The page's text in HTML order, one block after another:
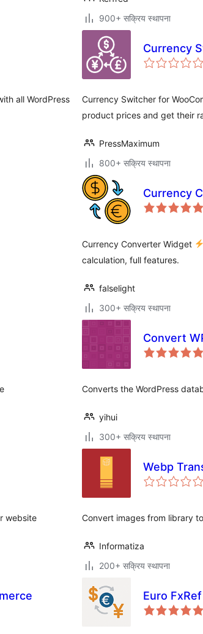
900+ सक्रिय स्थापना
all WordPress
Currency
Currency Switcher for
product prices and get their
PressMaximum
800+ सक्रिय स्थापना
Currency
Currency Converter Widget
calculation, full features.
falselight
300+ सक्रिय स्थापना
Convert
Converts the WordPress
yihui
300+ सक्रिय स्थापना
website
Webp
Convert images from library
Informatiza
200+ सक्रिय स्थापना
Euro